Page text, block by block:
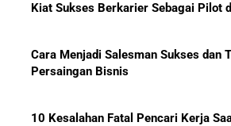
Kiat Sukses Berkarier Sebagai Pilot
Cara Menjadi Salesman Sukses dan
Persaingan Bisnis
10 Kesalahan Fatal Pencari Kerja